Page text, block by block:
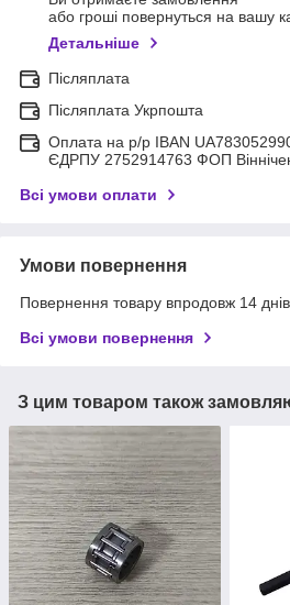
або гроші повернуться на вашу
Детальніше
Післяплата
Післяплата Укрпошта
Оплата на р/р IBAN
ЄДРПУ 2752914763 ФОП
Всі умови оплати
Умови повернення
Повернення товару впродовж 14
Всі умови повернення
З цим товаром також